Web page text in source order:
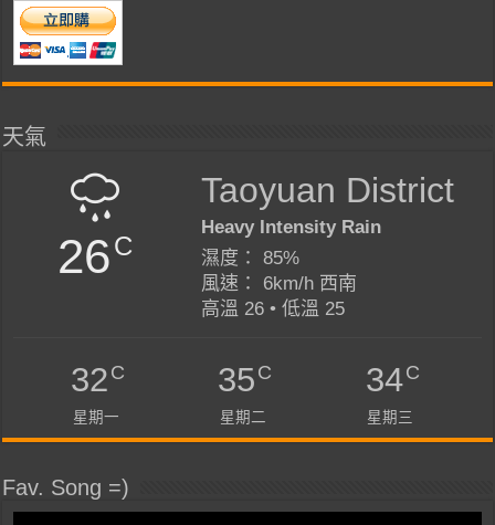
天氣
26C
Taoyuan District
Heavy Intensity Rain
濕度： 85%
風速： 6km/h 西南
高溫 26 • 低溫 25
32C
星期一
35C
星期二
34C
星期三
Fav. Song =)